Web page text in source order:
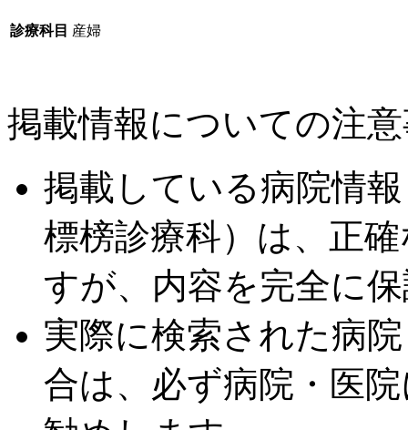
診療科目 産婦
掲載情報についての注
掲載している病院情
標榜診療科）は、正
すが、内容を完全に
実際に検索された病
合は、必ず病院・医